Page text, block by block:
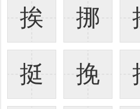
挨 挪
挺 挽